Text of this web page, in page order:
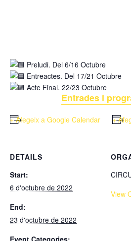
Preludi. Del 6/16 Octubre
Entreactes. Del 17/21 Octubre
Acte Final. 22/23 Octubre
Entrades i
+ Afegeix a Google Calendar +
DETAILS
Start:
6 d'octubre de 2022
End:
23 d'octubre de 2022
Event Categories:
View